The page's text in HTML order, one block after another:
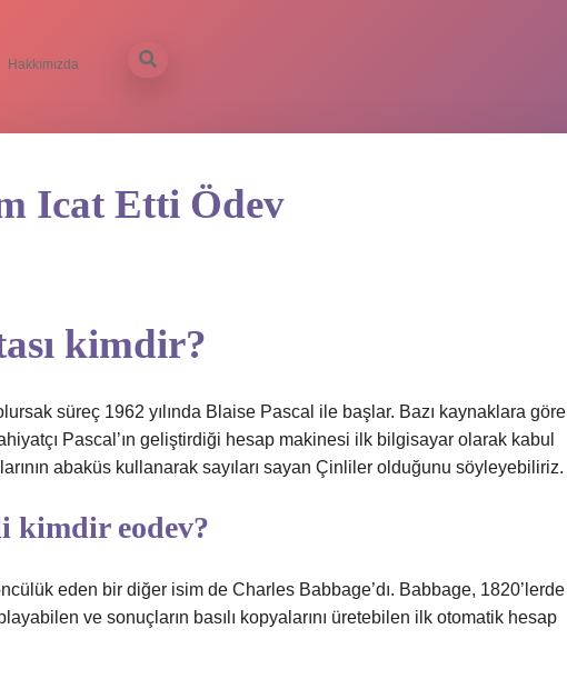
Hakkımızda
Icat Etti Ödev
kimdir?
süreç 1962 yılında Blaise Pascal ile başlar. Bazı kaynaklara göre
Pascal’ın geliştirdiği hesap makinesi ilk bilgisayar olarak kabul
abaküs kullanarak sayıları sayan Çinliler olduğunu söyleyebiliriz.
kimdir eodev?
eden bir diğer isim de Charles Babbage’dı. Babbage, 1820’lerde
ve sonuçların basılı kopyalarını üretebilen ilk otomatik hesap